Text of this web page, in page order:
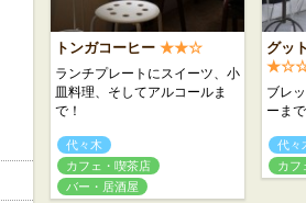
トンガコーヒー ★★☆
ランチプレートにスイーツ、小
皿料理、そしてアルコールま
で！
代々木
カフェ・喫茶店
バー・居酒屋
グッ
ブレ
ーまで
代々
カフ